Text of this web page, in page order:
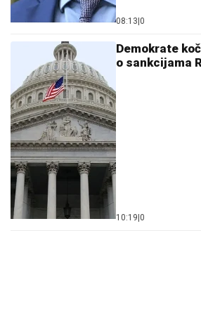
08:13|0
Demokrate
o sankcijama
10:19|0